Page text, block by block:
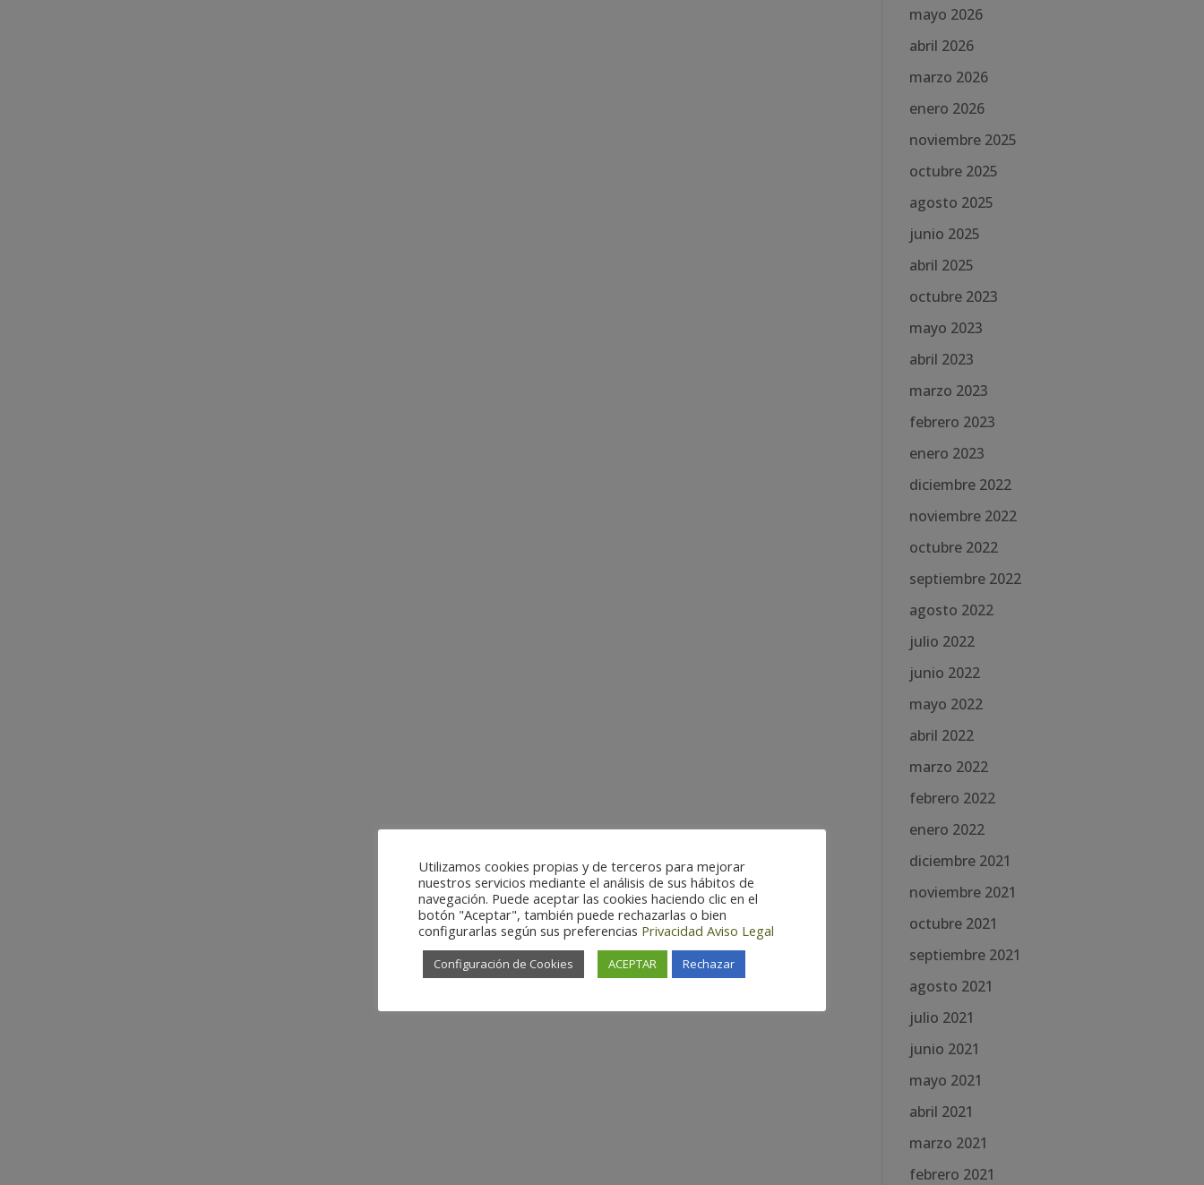
mayo 2026
abril 2026
marzo 2026
enero 2026
noviembre 2025
octubre 2025
agosto 2025
junio 2025
abril 2025
octubre 2023
mayo 2023
abril 2023
marzo 2023
febrero 2023
enero 2023
diciembre 2022
noviembre 2022
octubre 2022
septiembre 2022
agosto 2022
julio 2022
junio 2022
mayo 2022
abril 2022
marzo 2022
febrero 2022
enero 2022
diciembre 2021
noviembre 2021
octubre 2021
septiembre 2021
agosto 2021
julio 2021
junio 2021
mayo 2021
abril 2021
marzo 2021
febrero 2021
Utilizamos cookies propias y de terceros para mejorar
nuestros servicios mediante el análisis de sus hábitos de
navegación. Puede aceptar las cookies haciendo clic en el
botón "Aceptar", también puede rechazarlas o bien
configurarlas según sus preferencias Privacidad Aviso Legal
Configuración de Cookies ACEPTAR Rechazar